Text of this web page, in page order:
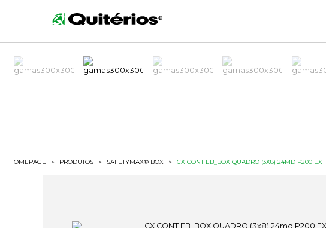
HOMEPAGE > PRODUTOS > SAFETYMAX® BOX > CX CONT EB_BOX QUADRO (3X8) 24MD P200 EXT